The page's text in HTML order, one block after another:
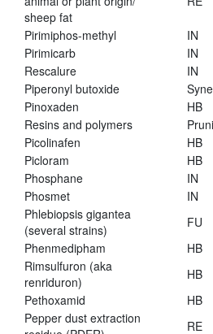
sheep fat
Pirimiphos-methyl IN
Pirimicarb
IN
Rescalure
IN
Piperonyl butoxide
Pinoxaden
HB
Resins and polymers
Picolinafen
HB
Picloram
HB
Phosphane
IN
Phosmet
IN
Phlebiopsis gigantea
(several strains)
FU
Phenmedipham
HB
Rimsulfuron (aka
renriduron)
HB
Pethoxamid
HB
Pepper dust extraction
RE